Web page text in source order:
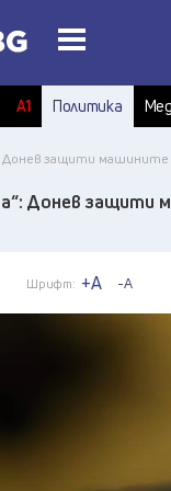
А1 Политика
защити машините
Донев защити
Шрифт: +A -A